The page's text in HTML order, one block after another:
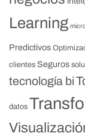
Learning
Predictivos
clientes Seguros
tecnología bi
datos